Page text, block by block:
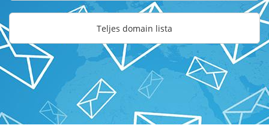
Teljes domain lista